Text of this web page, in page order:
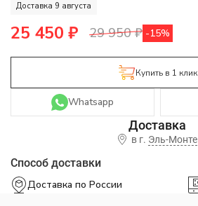
Доставка 9 августа
25 450 ₽ 29 950₽ -15%
Купить в 1 клик
Whatsapp
в г. Эль-Монте
Способ доставки
Доставка по России